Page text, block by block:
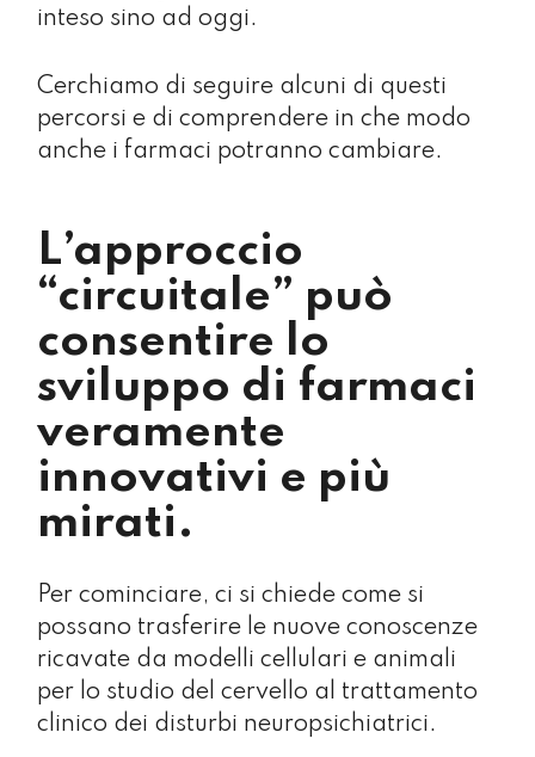
inteso sino ad oggi.
Cerchiamo di seguire alcuni di questi
percorsi e di comprendere in che modo
anche i farmaci potranno cambiare.
L’approccio
“circuitale” può
consentire lo
sviluppo di farmaci
veramente
innovativi e più
mirati.
Per cominciare, ci si chiede come si
possano trasferire le nuove conoscenze
ricavate da modelli cellulari e animali
per lo studio del cervello al trattamento
clinico dei disturbi neuropsichiatrici.